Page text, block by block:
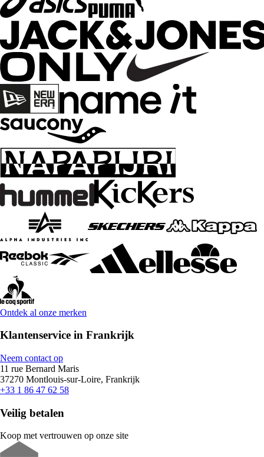
Ontdek al onze merken
Klantenservice in Frankrijk
Neem contact op
11 rue Bernard Maris
37270 Montlouis-sur-Loire, Frankrijk
+33 1 86 47 62 58
Veilig betalen
Koop met vertrouwen op onze site